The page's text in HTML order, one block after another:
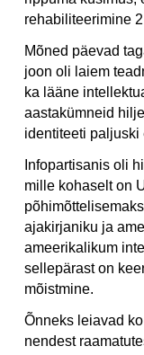
rehabiliteerimine
Mõned päevad
joon oli laiem
ka lääne
aastakümneid
identiteeti
Infopartisanis oli
mille kohaselt on
ajakirjaniku ja
ameerikalikum
sellepärast on
mõistmine.
Õnneks leiavad
nendest